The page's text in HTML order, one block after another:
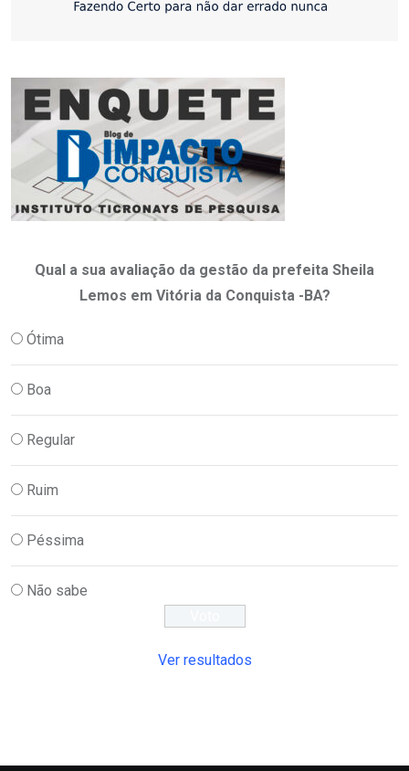
Qual a sua avaliação da gestão da prefeita Sheila
Lemos em Vitória da Conquista -BA?
Ótima
Boa
Regular
Ruim
Péssima
Não sabe
Ver resultados